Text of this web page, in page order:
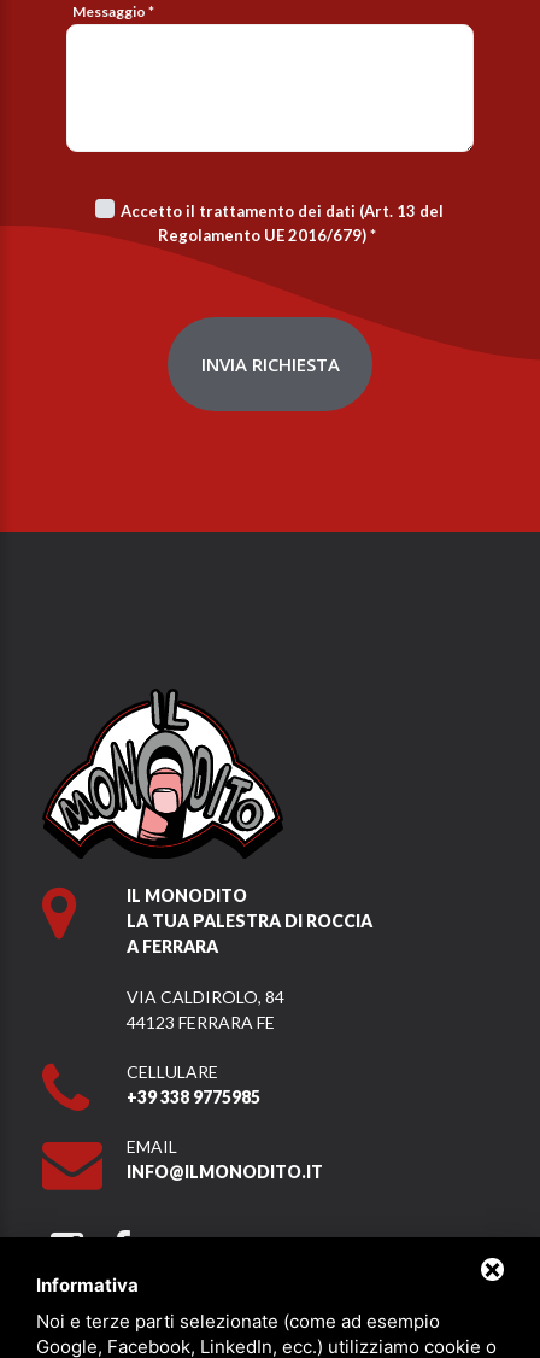
Messaggio *
Accetto il trattamento dei dati (Art. 13 del
Regolamento UE 2016/679)*
INVIA RICHIESTA
IL MONODITO
LA TUA PALESTRA DI ROCCIA
A FERRARA
VIA CALDIROLO, 84
44123 FERRARA FE
CELLULARE
+39 338 9775985
EMAIL
INFO@ILMONODITO.IT
Partner
Informativa
Noi e terze parti selezionate (come ad esempio
Google, Facebook, LinkedIn, ecc.) utilizziamo cookie o